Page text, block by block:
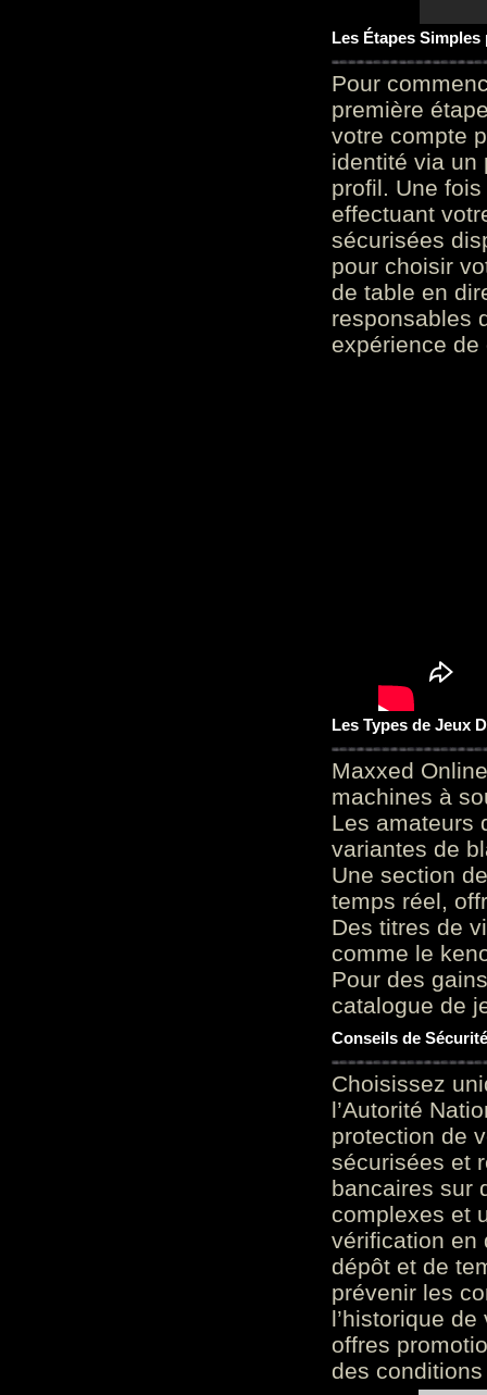
Les Étapes
Pour
première
votre compte
identité via un
profil. Une
effectuant
sécurisées
pour choisir
de table en
responsables
expérience
Les Types de Jeux
Maxxed
machines à
Les amateurs
variantes de
Une section
temps réel,
Des titres de
comme le
Pour des
catalogue de
Conseils de
Choisissez
l’Autorité
protection de
sécurisées et
bancaires sur
complexes et
vérification en
dépôt et de
prévenir les
l’historique
offres
des